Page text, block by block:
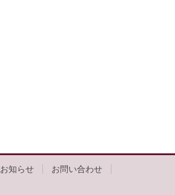
お知らせ お問い合わせ